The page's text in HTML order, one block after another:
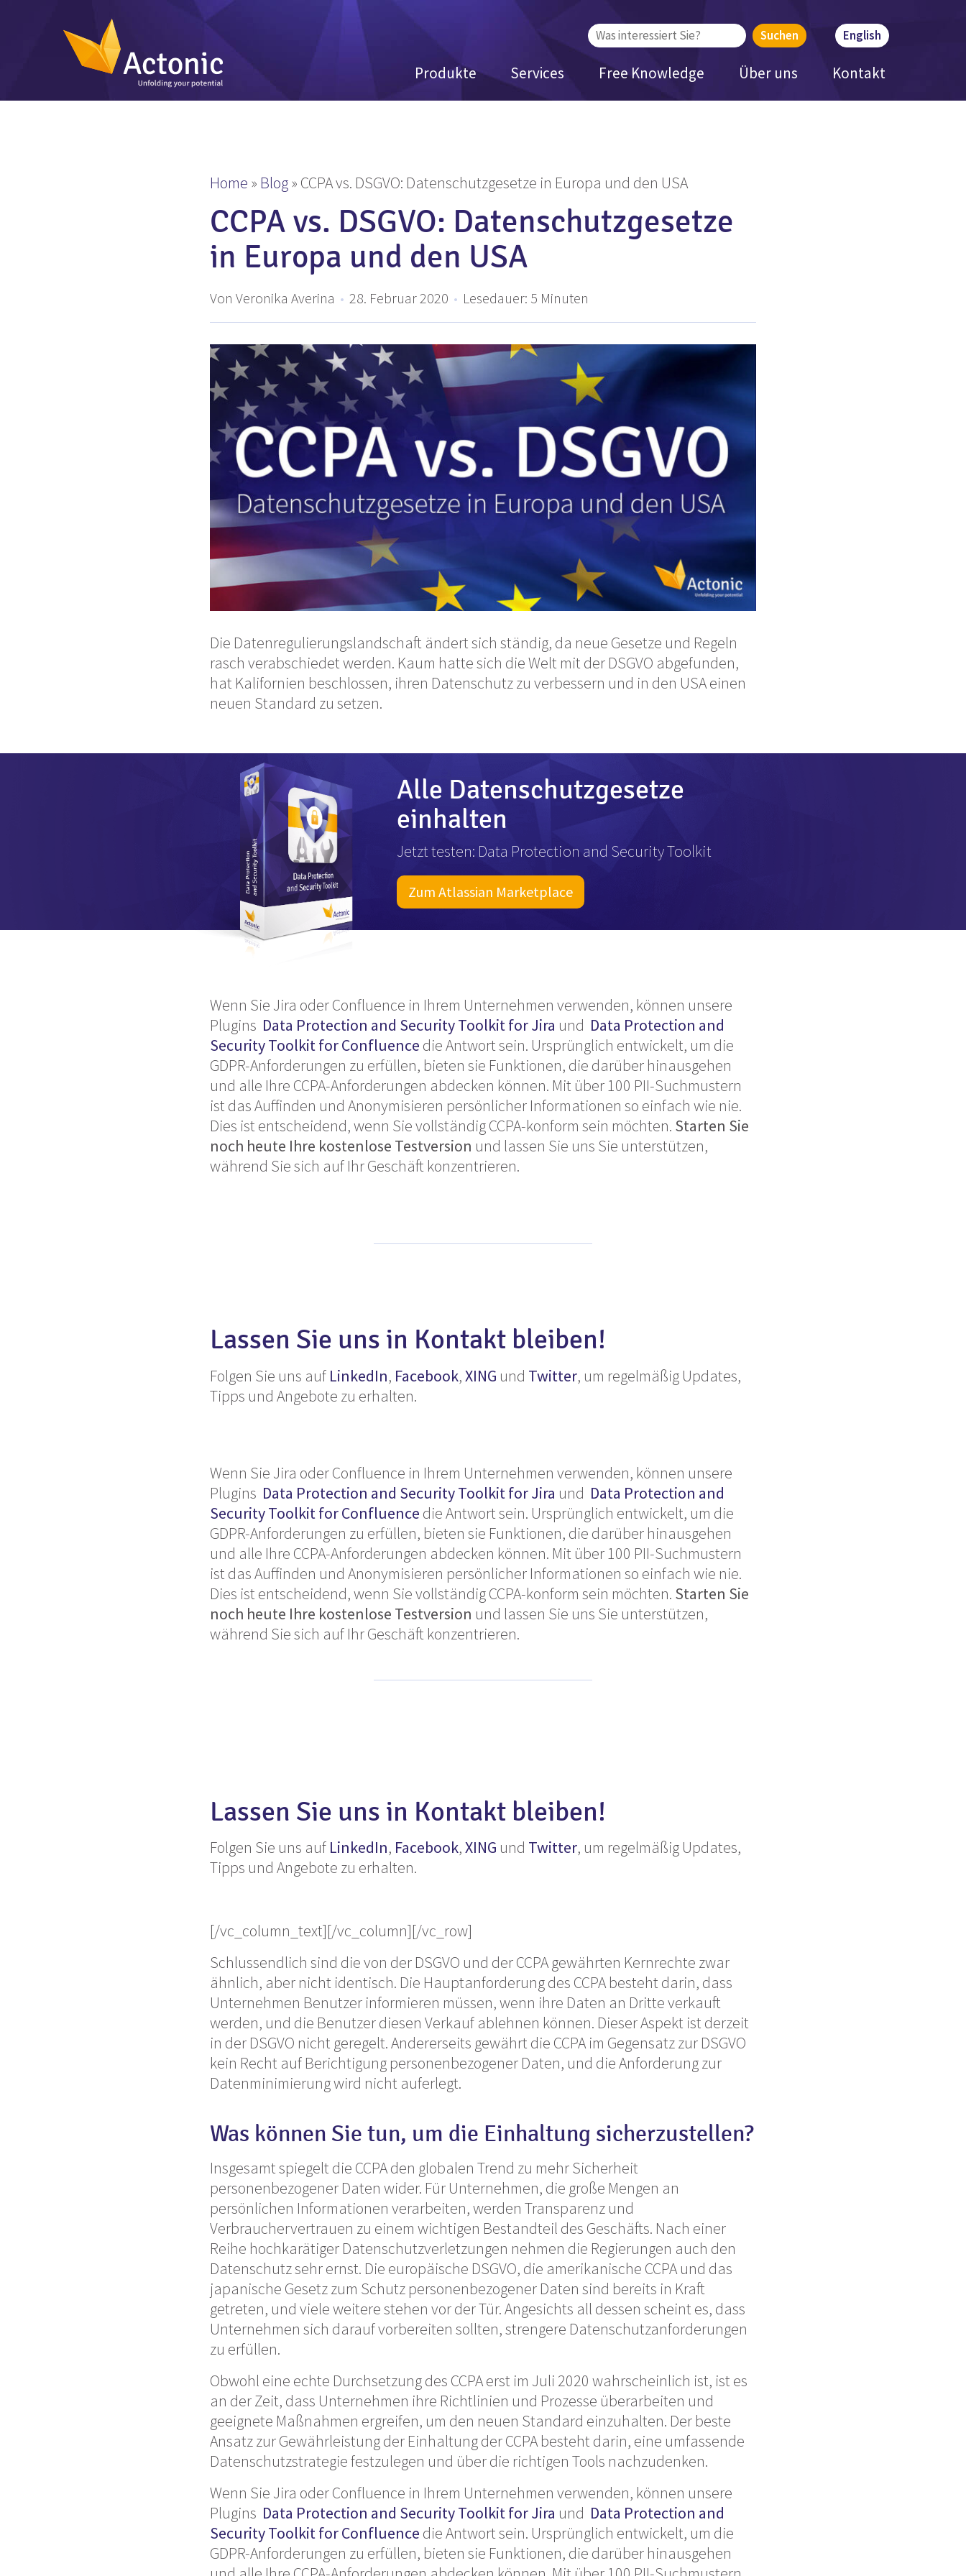
Produkte Services Free Knowledge Über uns Kontakt
English
Suchen
nach:
Home » Blog» CCPA vs. DSGVO: Datenschutzgesetze in Europa und den USA
CCPA vs. DSGVO: Datenschutzgesetze
in Europa und den USA
Von Veronika Averina • 28. Februar 2020 • Lesedauer: 5 Minuten
Die Datenregulierungslandschaft ändert sich ständig, da neue Gesetze und Regeln
rasch verabschiedet werden. Kaum hatte sich die Welt mit der DSGVO abgefunden,
hat Kalifornien beschlossen, ihren Datenschutz zu verbessern und in den USA einen
neuen Standard zu setzen.
Alle Datenschutzgesetze
einhalten
Jetzt testen: Data Protection and Security Toolkit
Zum Atlassian Marketplace
Wenn Sie Jira oder Confluence in Ihrem Unternehmen verwenden, können unsere
Plugins Data Protection and Security Toolkit for Jira und Data Protection and
Security Toolkit for Confluence die Antwort sein. Ursprünglich entwickelt, um die
GDPR-Anforderungen zu erfüllen, bieten sie Funktionen, die darüber hinausgehen
und alle Ihre CCPA-Anforderungen abdecken können. Mit über 100 PII-Suchmustern
ist das Auffinden und Anonymisieren persönlicher Informationen so einfach wie nie.
Dies ist entscheidend, wenn Sie vollständig CCPA-konform sein möchten. Starten Sie
noch heute Ihre kostenlose Testversion und lassen Sie uns Sie unterstützen,
während Sie sich auf Ihr Geschäft konzentrieren.
Lassen Sie uns in Kontakt bleiben!
Folgen Sie uns auf LinkedIn, Facebook,XING und Twitter, um regelmäßig Updates,
Tipps und Angebote zu erhalten.
Wenn Sie Jira oder Confluence in Ihrem Unternehmen verwenden, können unsere
Plugins Data Protection and Security Toolkit for Jira und Data Protection and
Security Toolkit for Confluence die Antwort sein. Ursprünglich entwickelt, um die
GDPR-Anforderungen zu erfüllen, bieten sie Funktionen, die darüber hinausgehen
und alle Ihre CCPA-Anforderungen abdecken können. Mit über 100 PII-Suchmustern
ist das Auffinden und Anonymisieren persönlicher Informationen so einfach wie nie.
Dies ist entscheidend, wenn Sie vollständig CCPA-konform sein möchten. Starten Sie
noch heute Ihre kostenlose Testversion und lassen Sie uns Sie unterstützen,
während Sie sich auf Ihr Geschäft konzentrieren.
Lassen Sie uns in Kontakt bleiben!
Folgen Sie uns auf LinkedIn, Facebook,XING und Twitter, um regelmäßig Updates,
Tipps und Angebote zu erhalten.
[/vc_column_text][/vc_column][/vc_row]
Schlussendlich sind die von der DSGVO und der CCPA gewährten Kernrechte zwar
ähnlich, aber nicht identisch. Die Hauptanforderung des CCPA besteht darin, dass
Unternehmen Benutzer informieren müssen, wenn ihre Daten an Dritte verkauft
werden, und die Benutzer diesen Verkauf ablehnen können. Dieser Aspekt ist derzeit
in der DSGVO nicht geregelt. Andererseits gewährt die CCPA im Gegensatz zur DSGVO
kein Recht auf Berichtigung personenbezogener Daten, und die Anforderung zur
Datenminimierung wird nicht auferlegt.
Was können Sie tun, um die Einhaltung sicherzustellen?
Insgesamt spiegelt die CCPA den globalen Trend zu mehr Sicherheit
personenbezogener Daten wider. Für Unternehmen, die große Mengen an
persönlichen Informationen verarbeiten, werden Transparenz und
Verbrauchervertrauen zu einem wichtigen Bestandteil des Geschäfts. Nach einer
Reihe hochkarätiger Datenschutzverletzungen nehmen die Regierungen auch den
Datenschutz sehr ernst. Die europäische DSGVO, die amerikanische CCPA und das
japanische Gesetz zum Schutz personenbezogener Daten sind bereits in Kraft
getreten, und viele weitere stehen vor der Tür. Angesichts all dessen scheint es, dass
Unternehmen sich darauf vorbereiten sollten, strengere Datenschutzanforderungen
zu erfüllen.
Obwohl eine echte Durchsetzung des CCPA erst im Juli 2020 wahrscheinlich ist, ist es
an der Zeit, dass Unternehmen ihre Richtlinien und Prozesse überarbeiten und
geeignete Maßnahmen ergreifen, um den neuen Standard einzuhalten. Der beste
Ansatz zur Gewährleistung der Einhaltung der CCPA besteht darin, eine umfassende
Datenschutzstrategie festzulegen und über die richtigen Tools nachzudenken.
Wenn Sie Jira oder Confluence in Ihrem Unternehmen verwenden, können unsere
Plugins Data Protection and Security Toolkit for Jira und Data Protection and
Security Toolkit for Confluence die Antwort sein. Ursprünglich entwickelt, um die
GDPR-Anforderungen zu erfüllen, bieten sie Funktionen, die darüber hinausgehen